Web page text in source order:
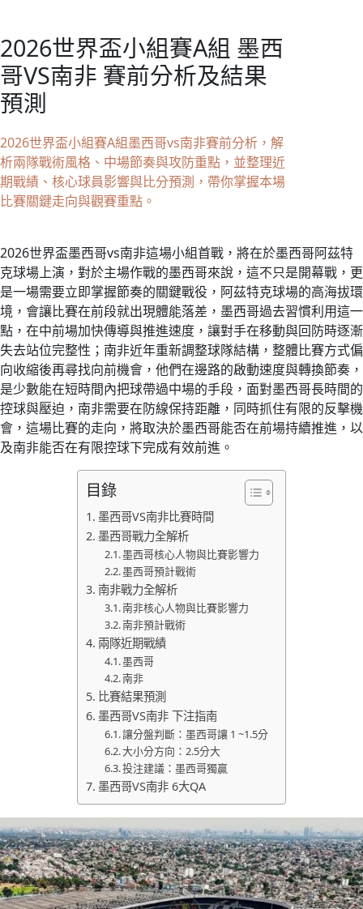
2026世界盃小組賽A組 墨西
哥VS南非 賽前分析及結果
預測
2026世界盃小組賽A組墨西哥vs南非賽前分析，解
析兩隊戰術風格、中場節奏與攻防重點，並整理近
期戰績、核心球員影響與比分預測，帶你掌握本場
比賽關鍵走向與觀賽重點。
2026世界盃墨西哥vs南非這場小組首戰，將在於墨西哥阿茲特
克球場上演，對於主場作戰的墨西哥來說，這不只是開幕戰，更
是一場需要立即掌握節奏的關鍵戰役，阿茲特克球場的高海拔環
境，會讓比賽在前段就出現體能落差，墨西哥過去習慣利用這一
點，在中前場加快傳導與推進速度，讓對手在移動與回防時逐漸
失去站位完整性；南非近年重新調整球隊結構，整體比賽方式偏
向收縮後再尋找向前機會，他們在邊路的啟動速度與轉換節奏，
是少數能在短時間內把球帶過中場的手段，面對墨西哥長時間的
控球與壓迫，南非需要在防線保持距離，同時抓住有限的反擊機
會，這場比賽的走向，將取決於墨西哥能否在前場持續推進，以
及南非能否在有限控球下完成有效前進。
目錄
墨西哥VS南非比賽時間
墨西哥戰力全解析
墨西哥核心人物與比賽影響力
墨西哥預計戰術
南非戰力全解析
南非核心人物與比賽影響力
南非預計戰術
兩隊近期戰績
墨西哥
南非
比賽結果預測
墨西哥VS南非 下注指南
讓分盤判斷：墨西哥讓 1 ~1.5分
大小分方向：2.5分大
投注建議：墨西哥獨贏
墨西哥VS南非 6大QA